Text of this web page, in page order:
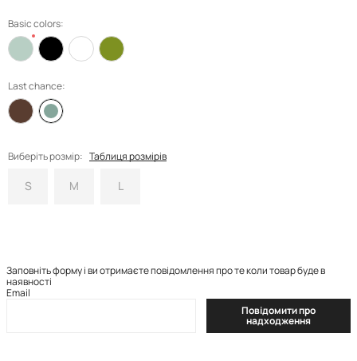
Basic colors:
Last chance:
Виберіть розмір: Таблиця розмірів
S M L
Заповніть форму і ви отримаєте повідомлення про те коли товар буде в
наявності
Email
Повідомити про
надходження